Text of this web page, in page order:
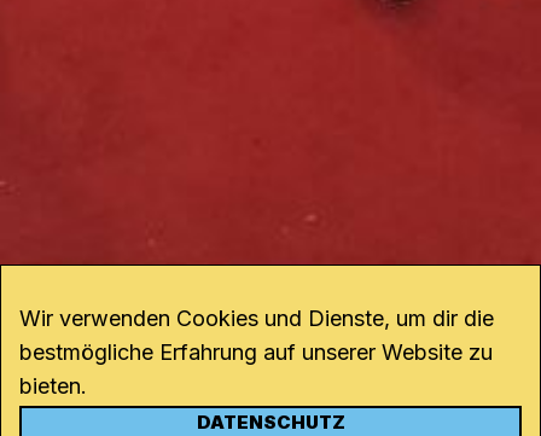
Wir verwenden Cookies und Dienste, um dir die
bestmögliche Erfahrung auf unserer Website zu
bieten.
DATENSCHUTZ